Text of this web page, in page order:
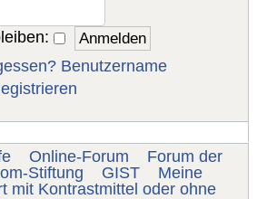
Benutzername
Online-Forum
Forum der
Stiftung
GIST
Meine
mit Kontrastmittel oder ohne